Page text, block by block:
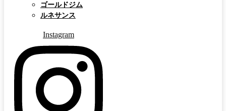
ゴールドジム
ルネサンス
Instagram